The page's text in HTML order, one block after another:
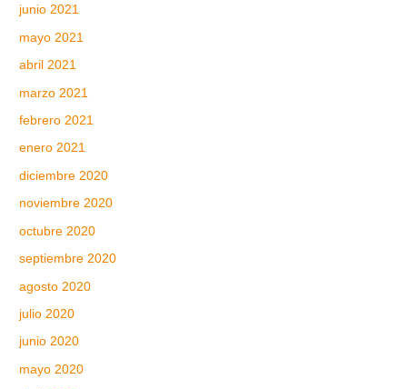
junio 2021
mayo 2021
abril 2021
marzo 2021
febrero 2021
enero 2021
diciembre 2020
noviembre 2020
octubre 2020
septiembre 2020
agosto 2020
julio 2020
junio 2020
mayo 2020